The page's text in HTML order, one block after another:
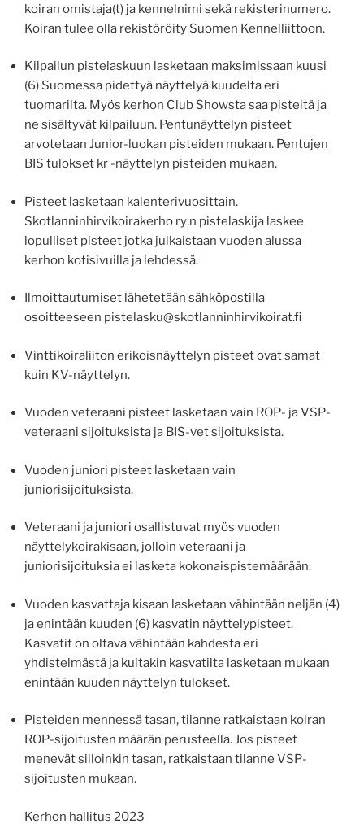
koiran omistaja(t) ja kennelnimi sekä rekisterinumero.
Koiran tulee olla rekistöröity Suomen Kennelliittoon.
Kilpailun pistelaskuun lasketaan maksimissaan kuusi
(6) Suomessa pidettyä näyttelyä kuudelta eri
tuomarilta. Myös kerhon Club Showsta saa pisteitä ja
ne sisältyvät kilpailuun. Pentunäyttelyn pisteet
arvotetaan Junior-luokan pisteiden mukaan. Pentujen
BIS tulokset kr -näyttelyn pisteiden mukaan.
Pisteet lasketaan kalenterivuosittain.
Skotlanninhirvikoirakerho ry:n pistelaskija laskee
lopulliset pisteet jotka julkaistaan vuoden alussa
kerhon kotisivuilla ja lehdessä.
Ilmoittautumiset lähetetään sähköpostilla
osoitteeseen pistelasku@skotlanninhirvikoirat.fi
Vinttikoiraliiton erikoisnäyttelyn pisteet ovat samat
kuin KV-näyttelyn.
Vuoden veteraani pisteet lasketaan vain ROP- ja VSP-
veteraani sijoituksista ja BIS-vet sijoituksista.
Vuoden juniori pisteet lasketaan vain
juniorisijoituksista.
Veteraani ja juniori osallistuvat myös vuoden
näyttelykoirakisaan, jolloin veteraani ja
juniorisijoituksia ei lasketa kokonaispistemäärään.
Vuoden kasvattaja kisaan lasketaan vähintään neljän (4)
ja enintään kuuden (6) kasvatin näyttelypisteet.
Kasvatit on oltava vähintään kahdesta eri
yhdistelmästä ja kultakin kasvatilta lasketaan mukaan
enintään kuuden näyttelyn tulokset.
Pisteiden mennessä tasan, tilanne ratkaistaan koiran
ROP-sijoitusten määrän perusteella. Jos pisteet
menevät silloinkin tasan, ratkaistaan tilanne VSP-
sijoitusten mukaan.
Kerhon hallitus 2023